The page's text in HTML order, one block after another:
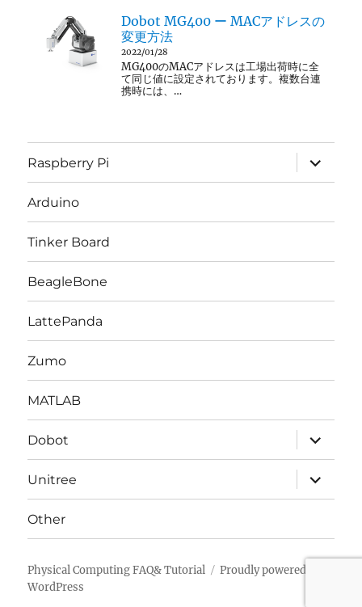
Dobot MG400 ー MACアドレスの
変更方法
2022/01/28
MG400のMACアドレスは工場出荷時に全
て同じ値に設定されております。複数台連
携時には、…
Raspberry Pi
サ
ブ
メ
ー
開
Arduino
Tinker Board
BeagleBone
LattePanda
Zumo
MATLAB
Dobot
サ
ブ
メ
ニ
ュ
ー
開
Unitree
サ
ブ
メ
ー
展
開
Other
Physical Computing FAQ& Tutorial
Proudly powered by
WordPress